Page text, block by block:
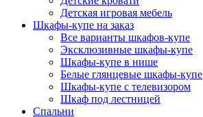
Детская игровая мебель
Шкафы-купе на заказ
Все варианты шкафов-купе
Эксклюзивные шкафы-купе
Шкафы-купе в нише
Белые глянцевые шкафы-купе
Шкафы-купе с телевизором
Шкаф под лестницей
Спальни